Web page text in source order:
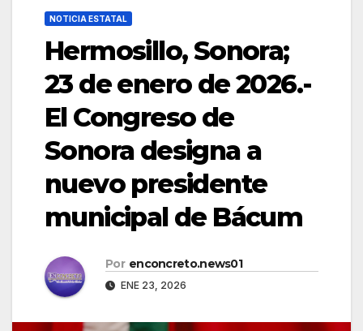
NOTICIA ESTATAL
Hermosillo, Sonora;
23 de enero de 2026.-
El Congreso de
Sonora designa a
nuevo presidente
municipal de Bácum
Por enconcreto.news01
ENE 23, 2026